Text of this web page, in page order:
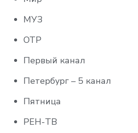
ТНТ
Мульт HD
Мультимузыка
Радость моя
Ani
BABY TIME
МУЗ
ОТР
Первый канал
Петербург – 5 канал
Пятница
РЕН-ТВ